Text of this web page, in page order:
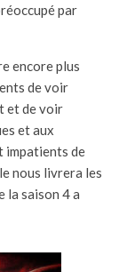
par
encore plus
de voir
et de voir
et aux
impatients de
nous livrera les
la saison 4 a